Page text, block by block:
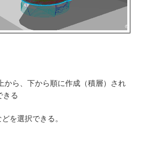
から、下から順に作成（積層）され
きる
を選択できる。